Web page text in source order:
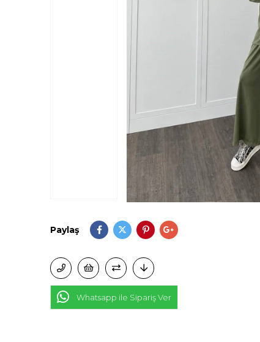
Paylaş
Whatsapp ile Sipariş Ver